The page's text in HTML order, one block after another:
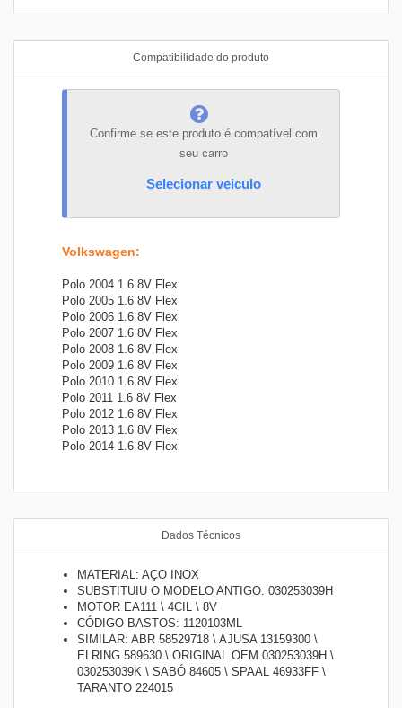
Compatibilidade do produto
Confirme se este produto é compatível com
seu carro
Selecionar veiculo
Volkswagen:
Polo 2004 1.6 8V Flex
Polo 2005 1.6 8V Flex
Polo 2006 1.6 8V Flex
Polo 2007 1.6 8V Flex
Polo 2008 1.6 8V Flex
Polo 2009 1.6 8V Flex
Polo 2010 1.6 8V Flex
Polo 2011 1.6 8V Flex
Polo 2012 1.6 8V Flex
Polo 2013 1.6 8V Flex
Polo 2014 1.6 8V Flex
Dados Técnicos
MATERIAL: AÇO INOX
SUBSTITUIU O MODELO ANTIGO: 030253039H
MOTOR EA111 \ 4CIL \ 8V
CÓDIGO BASTOS: 1120103ML
SIMILAR: ABR 58529718 \ AJUSA 13159300 \
ELRING 589630 \ ORIGINAL OEM 030253039H \
030253039K \ SABÓ 84605 \ SPAAL 46933FF \
TARANTO 224015